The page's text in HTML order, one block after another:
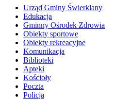
Urząd Gminy Świerklany
Edukacja
Gminny Ośrodek Zdrowia
Obiekty sportowe
Obiekty rekreacyjne
Komunikacja
Biblioteki
Apteki
Kościoły
Poczta
Policja